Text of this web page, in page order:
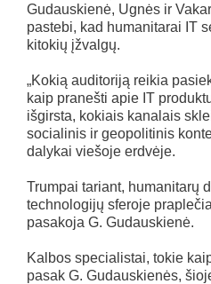
Gudauskienė, Ugnės ir
pastebi, kad humanitarai IT
kitokių įžvalgų.
„Kokią auditoriją reikia
kaip pranešti apie IT
išgirsta, kokiais kanalais
socialinis ir geopolitinis
dalykai viešoje erdvėje.
Trumpai tariant, humanitarų
technologijų sferoje
pasakoja G. Gudauskienė.
Kalbos specialistai, tokie
pasak G. Gudauskienės,